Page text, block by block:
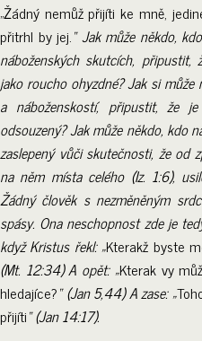
„Žádný nemůž přijíti ke mně,
přitrhl by jej.“ Jak může někdo,
náboženských skutcích,
jako roucho ohyzdné? Jak si
a náboženskostí, připustit, že
odsouzený? Jak může někdo, kdo
zaslepený vůči skutečnosti, že od
na něm místa celého (Iz. 1:6),
Žádný člověk s nezměněným
spásy. Ona neschopnost zde je
když Kristus řekl: „Kterakž byste
(Mt. 12:34) A opět: „Kterak vy
hledajíce?“ (Jan 5,44) A zase: „
přijíti“ (Jan 14:17).